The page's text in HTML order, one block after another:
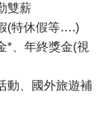
雙薪
(特休假等….)
*、年終獎金(視
動、國外旅遊補